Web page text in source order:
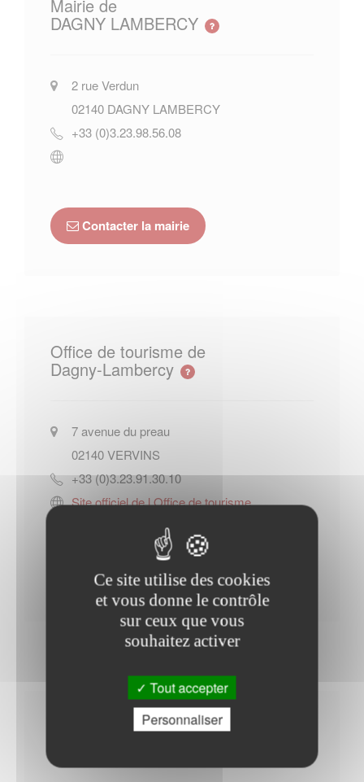
Mairie de
DAGNY LAMBERCY
2 rue Verdun
02140 DAGNY LAMBERCY
+33 (0)3.23.98.56.08
Contacter la mairie
Office de tourisme de
Dagny-Lambercy
7 avenue du preau
02140VERVINS
+33 (0)3.23.91.30.10
Site officiel de l Office de tourisme
Contacter l'office de tourisme
Horaires Mairie
Ce site utilise des cookies
et vous donne le contrôle
sur ceux que vous
souhaitez activer
Tout accepter
Personnaliser